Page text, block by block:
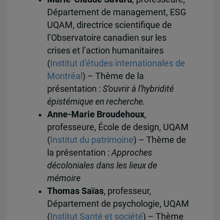
Département de management, ESG
UQAM, directrice scientifique de
l’Observatoire canadien sur les
crises et l’action humanitaires
(Institut d’études internationales de
Montréal) – Thème de la
présentation :S’ouvrir à l’hybridité
épistémique en recherche.
Anne-Marie Broudehoux,
professeure, École de design, UQAM
(Institut du patrimoine) – Thème de
la présentation :Approches
décoloniales dans les lieux de
mémoire
Thomas Saïas, professeur,
Département de psychologie, UQAM
(Institut Santé et société) – Thème